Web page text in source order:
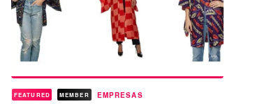
FEATURED MEMBER EMPRESAS